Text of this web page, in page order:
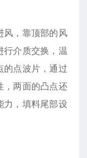
风，靠顶部的风
行介质交换，温
的点波片，通过
，两面的凸点还
力，填料尾部设